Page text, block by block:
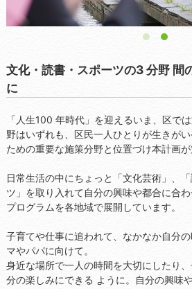
文化・読書・スポーツの3 分野 間
に
...「人生100 年時代」を迎えるいま、区で
野はいずれも、区民一人ひとりが生きが
ための重要な施策分野と位置づけ本計画が
日常生活の中にちょっと「文化芸術」、
ツ」を取り入れて自分の興味や都合に合
プログラムを各地域で展開しています。
子育てや仕事に追われて、なかなか自分
マやパパに向けて。
身近な場所で一人の時間を大切にしたり
分の楽しみにできる ように。自分の興味